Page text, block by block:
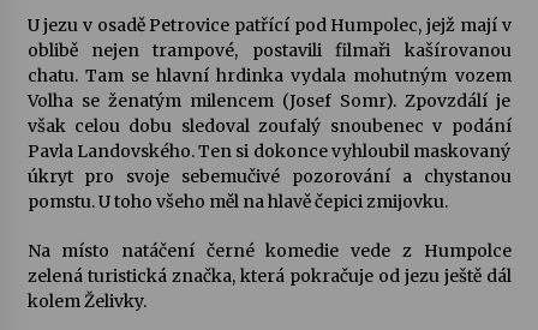
23. 7. 2026
Letní koncerty ve Stromovce: Rufus Miller
22. 7. 2026
Vysočinka
17. 7. 2026
U jezu v osadě Petrovice patřící pod Humpolec, jejž mají v
oblibě nejen trampové, postavili filmaři kašírovanou
chatu. Tam se hlavní hrdinka vydala mohutným vozem
Volha se ženatým milencem (Josef Somr). Zpovzdálí je
však celou dobu sledoval zoufalý snoubenec v podání
Pavla Landovského. Ten si dokonce vyhloubil maskovaný
úkryt pro svoje sebemučivé pozorování a chystanou
pomstu. U toho všeho měl na hlavě čepici zmijovku.
Na místo natáčení černé komedie vede z Humpolce
zelená turistická značka, která pokračuje od jezu ještě dál
kolem Želivky.